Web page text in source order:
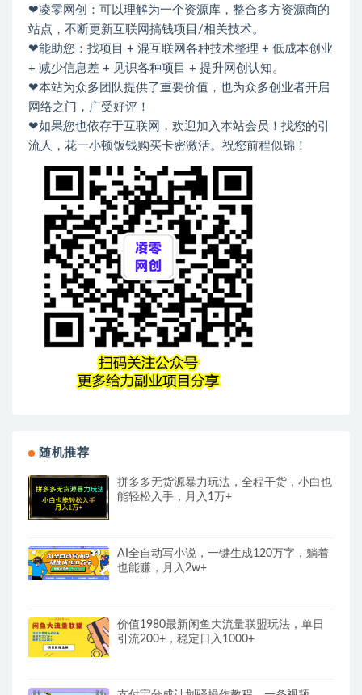
❤凌零网创：可以理解为一个资源库，整合多方资源商的
站点，不断更新互联网搞钱项目/相关技术。
❤能助您：找项目 + 混互联网各种技术整理 + 低成本创业
+ 减少信息差 + 见识各种项目 + 提升网创认知。
❤本站为众多团队提供了重要价值，也为众多创业者开启
网络之门，广受好评！
❤如果您也依存于互联网，欢迎加入本站会员！找您的引
流人，花一小顿饭钱购买卡密激活。祝您前程似锦！
随机推荐
拼多多无货源暴力玩法，全程干货，小白也
能轻松入手，月入1万+
AI全自动写小说，一键生成120万字，躺着
也能赚，月入2w+
价值1980最新闲鱼大流量联盟玩法，单日
引流200+，稳定日入1000+